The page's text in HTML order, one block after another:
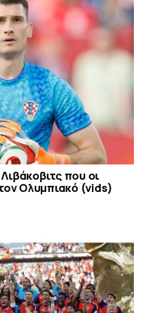
που οι
Ολυμπιακό (vids)